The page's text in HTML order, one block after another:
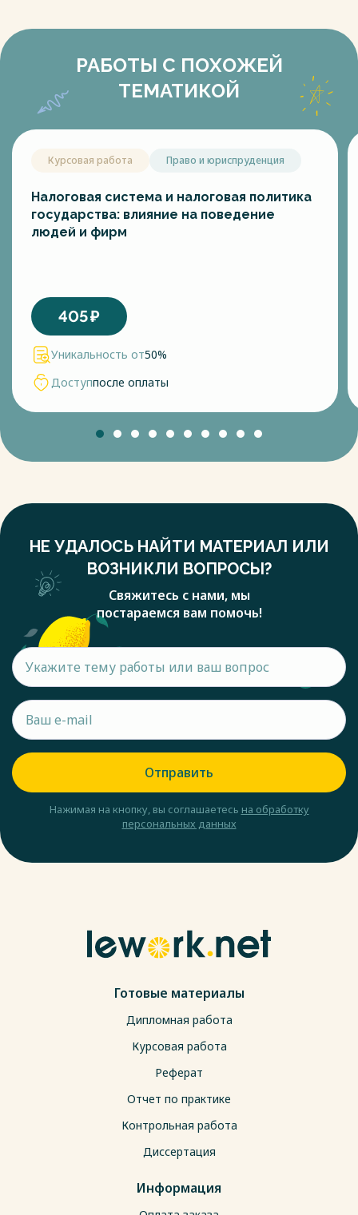
РАБОТЫ С ПОХОЖЕЙ
ТЕМАТИКОЙ
Курсовая работа Право и юриспруденция
Налоговая система и налоговая политика
государства: влияние на поведение
людей и фирм
405₽
Уникальность от50%
Доступпосле оплаты
НЕ УДАЛОСЬ НАЙТИ МАТЕРИАЛ ИЛИ
ВОЗНИКЛИ ВОПРОСЫ?
Свяжитесь с нами, мы
постараемся вам помочь!
Отправить
Нажимая на кнопку, вы соглашаетесь на обработку
персональных данных
Готовые материалы
Дипломная работа
Курсовая работа
Реферат
Отчет по практике
Контрольная работа
Диссертация
Информация